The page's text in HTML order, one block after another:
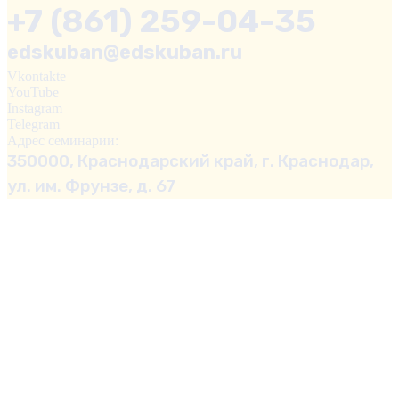
+7 (861) 259-04-35
edskuban@edskuban.ru
Vkontakte
YouTube
Instagram
Telegram
Адрес семинарии:
350000, Краснодарский край, г. Краснодар,
ул. им. Фрунзе, д. 67